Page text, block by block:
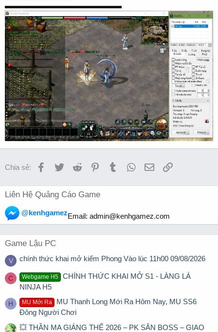
▬▬▬▬▬▬▬▬▬▬▬▬▬▬▬▬
Chia sẻ: Facebook
TwitterReddit PinterestTumblrWhatsApp
EmailLink
Liên Hệ Quảng Cáo Game
@kenhgamezEmail: admin@kenhgamez.com
Game Lậu PC
V chính thức khai mở kiếm Phong Vào lúc 11h00 09/08/2026
C Webgame H5
CHÍNH THỨC KHAI MỞ S1 - LÀNG LÁ
NINJA H5
H MU Mới Ra
MU Thanh Long Mới Ra Hôm Nay, MU SS6
Đông Người Chơi
💥 THẦN MA GIÁNG THẾ 2026 – PK SĂN BOSS – GIAO